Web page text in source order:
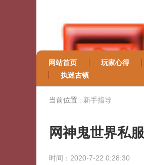
网站首页 玩家心得
执迷古镇
当前位置 : 新手指导
网神鬼世界私
时间：2020-7-22 0:28:30